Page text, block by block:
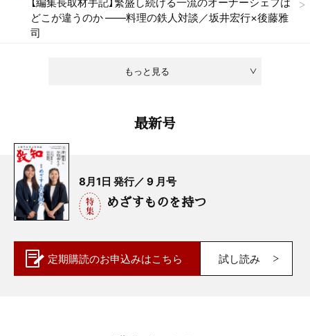
もっと見る
どこが違うのか ——料理の鉄人対談／坂井宏行×後藤雅
司
最新号
8月1日 発行／ 9 月号
めざすものを持つ
定期購読のお申込みはこちら 試し読み